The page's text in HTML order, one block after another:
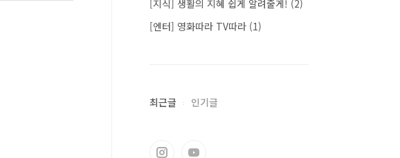
[지식] 생활의 지혜 쉽게 알려줄게! (2)
[엔터] 영화따라 TV따라 (1)
최근글 인기글